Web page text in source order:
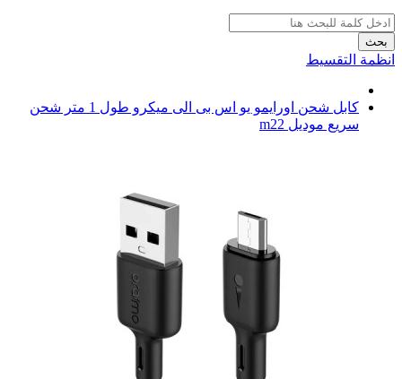
بحث
انظمة التقسيط
كابل شحن اورايمو يو اس بى الى ميكرو طول 1 متر شحن
سريع موديل m22